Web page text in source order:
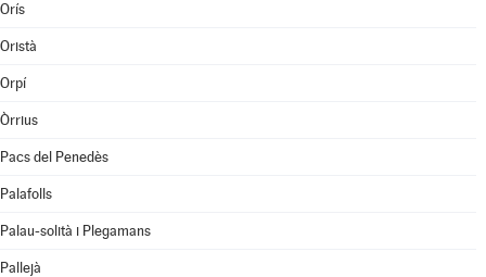
Orís
Oristà
Orpí
Òrrius
Pacs del Penedès
Palafolls
Palau-solità i Plegamans
Pallejà